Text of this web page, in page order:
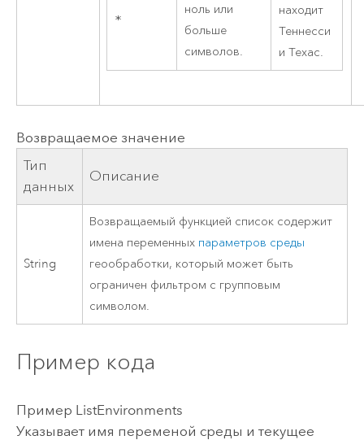
*
ноль или
больше
символов.
находит
Теннесси
и Техас.
Возвращаемое значение
Тип
данных
Описание
String
Возвращаемый функцией список содержит
имена переменных параметров среды
геообработки, который может быть
ограничен фильтром с групповым
символом.
Пример кода
Пример ListEnvironments
Указывает имя переменой среды и текущее